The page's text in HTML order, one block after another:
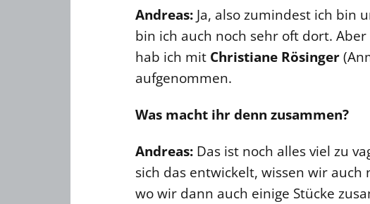
Andreas: Ja, also zumindest ich bin
bin ich auch noch sehr oft dort.
hab ich mit Christiane Rösinger
aufgenommen.
Was macht ihr denn zusammen?
Andreas: Das ist noch alles viel zu
sich das entwickelt, wissen wir
wo wir dann auch einige Stücke